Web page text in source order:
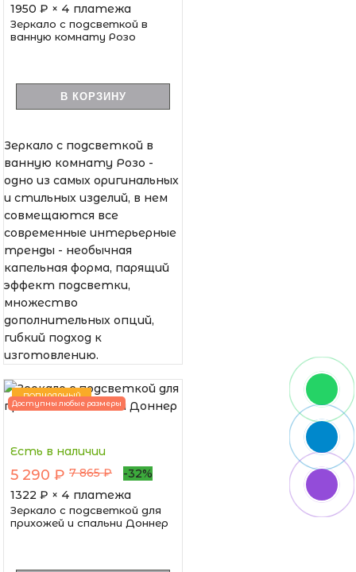
1950 ₽ × 4 платежа
Зеркало с подсветкой в
ванную комнату Розо
В КОРЗИНУ
Зеркало с подсветкой в
ванную комнату Розо -
одно из самых оригинальных
и стильных изделий, в нем
совмещаются все
современные интерьерные
тренды - необычная
капельная форма, парящий
эффект подсветки,
множество
дополнительных опций,
гибкий подход к
изготовлению.
ПОПУЛЯРНЫЙ
Доступны любые размеры
Есть в наличии
5 290 ₽ 7 865 ₽
-32%
1322 ₽ × 4 платежа
Зеркало с подсветкой для
прихожей и спальни Доннер